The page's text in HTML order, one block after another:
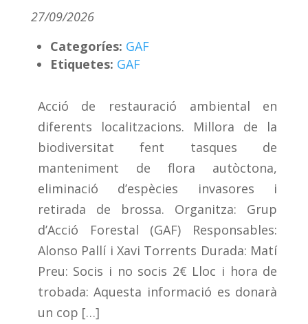
27/09/2026
Categoríes: GAF
Etiquetes: GAF
Acció de restauració ambiental en
diferents localitzacions. Millora de la
biodiversitat fent tasques de
manteniment de flora autòctona,
eliminació d’espècies invasores i
retirada de brossa. Organitza: Grup
d’Acció Forestal (GAF) Responsables:
Alonso Pallí i Xavi Torrents Durada: Matí
Preu: Socis i no socis 2€ Lloc i hora de
trobada: Aquesta informació es donarà
un cop […]